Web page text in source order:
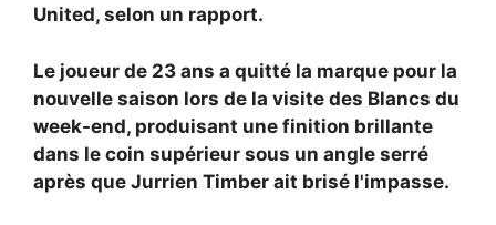
United, selon un rapport.
Le joueur de 23 ans a quitté la marque pour la
nouvelle saison lors de la visite des Blancs du
week-end, produisant une finition brillante
dans le coin supérieur sous un angle serré
après que Jurrien Timber ait brisé l'impasse.